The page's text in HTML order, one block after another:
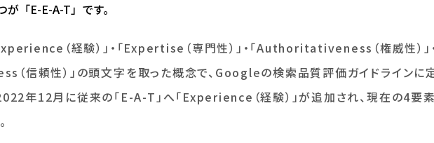
「E-E-A-T」です。
（経験）」・「Expertise（専門性）」・「Authoritativeness（権威性）」
信頼性）」の頭文字を取った概念で、Googleの検索品質評価ガイドラインに
年12月に従来の「E-A-T」へ「Experience（経験）」が追加され、現在の4要素